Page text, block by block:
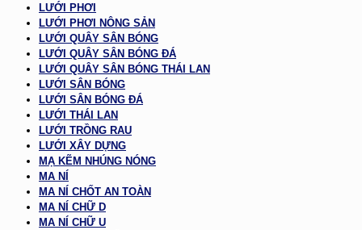
LƯỚI PHƠI
LƯỚI PHƠI NÔNG SẢN
LƯỚI QUÂY SÂN BÓNG
LƯỚI QUÂY SÂN BÓNG ĐÁ
LƯỚI QUÂY SÂN BÓNG THÁI LAN
LƯỚI SÂN BÓNG
LƯỚI SÂN BÓNG ĐÁ
LƯỚI THÁI LAN
LƯỚI TRỒNG RAU
LƯỚI XÂY DỰNG
MẠ KẼM NHÚNG NÓNG
MA NÍ
MA NÍ CHỐT AN TOÀN
MA NÍ CHỮ D
MA NÍ CHỮ U